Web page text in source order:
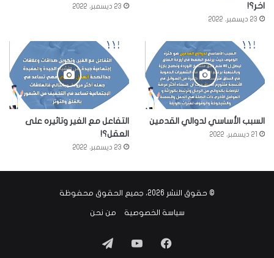
اخر؟!
23 ديسمبر، 2022
23 ديسمبر، 2022
السبب الأساسي لدوالي القدمين
21 ديسمبر، 2022
التفاعل مع الغير وتاثيره على
العقل؟!
23 ديسمبر، 2022
© حقوق النشر 2026، جميع الحقوق محفوظة
سياسة الخصوصية من نحن
فيسبوك‫YouTube